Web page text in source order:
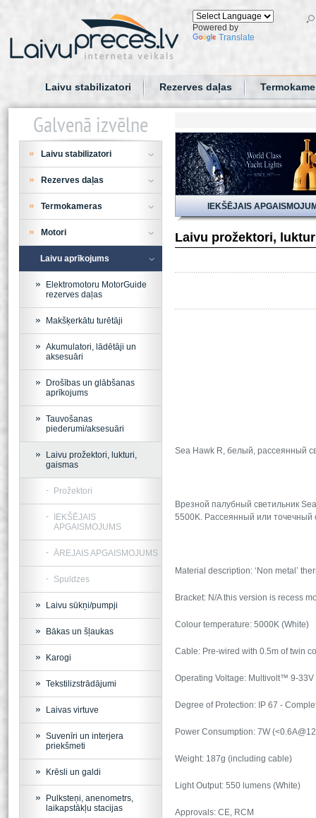
Powered by
Translate
Laivu stabilizatori Rezerves daļas
IEKŠĒJAIS
Laivu prožektori,
Sea Hawk R, белый, рассеянный
Врезной палубный светильник
5500K. Рассеянный или точечный
Material description: ‘Non metal’
Bracket: N/A this version is recess
Colour temperature: 5000K (White)
Cable: Pre-wired with 0.5m of twin
Operating Voltage: Multivolt™ 9-33V
Degree of Protection: IP 67 -
Power Consumption: 7W
Weight: 187g (including cable)
Light Output: 550 lumens (White)
Approvals: CE, RCM
Galvenā izvēlne
Laivu stabilizatori
Rezerves daļas
Termokameras
Motori
Laivu aprīkojums
Elektromotoru MotorGuide
rezerves daļas
Makšķerkātu turētāji
Akumulatori, lādētāji un
aksesuāri
Drošības un glābšanas
aprīkojums
Tauvošanas
piederumi/aksesuāri
Laivu prožektori, lukturi,
gaismas
Prožektori
IEKŠĒJAIS
APGAISMOJUMS
ĀREJAIS APGAISMOJUMS
Spuldzes
Laivu sūkņi/pumpji
Bākas un šļaukas
Karogi
Tekstilizstrādājumi
Laivas virtuve
Suvenīri un interjera
priekšmeti
Krēsli un galdi
Pulksteņi, anenometrs,
laikapstākļu stacijas